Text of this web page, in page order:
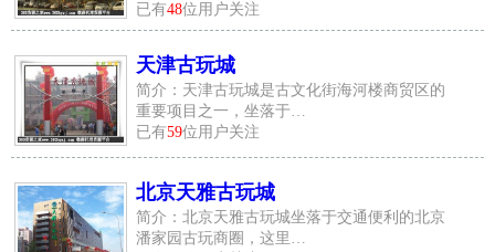
已有48位用户关注
天津古玩城
简介：天津古玩城是古文化街海河楼商贸区的
重要项目之一，坐落于…
已有59位用户关注
北京天雅古玩城
简介：北京天雅古玩城坐落于交通便利的北京
潘家园古玩商圈，这里…